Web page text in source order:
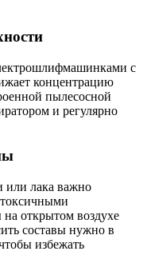
с
концентрацию
пылесосной
и регулярно
или лака важно
открытом воздухе
составы нужно в
избежать